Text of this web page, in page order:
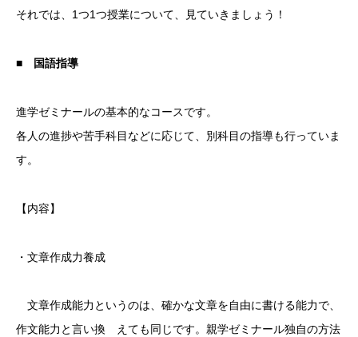
それでは、1つ1つ授業について、見ていきましょう！
■ 国語指導
進学ゼミナールの基本的なコースです。
各人の進捗や苦手科目などに応じて、別科目の指導も行っていま
す。
【内容】
・ 文章作成力養成
文章作成能力というのは、確かな文章を自由に書ける能力で、
作文能力と言い換 えても同じです。親学ゼミナール独自の方法